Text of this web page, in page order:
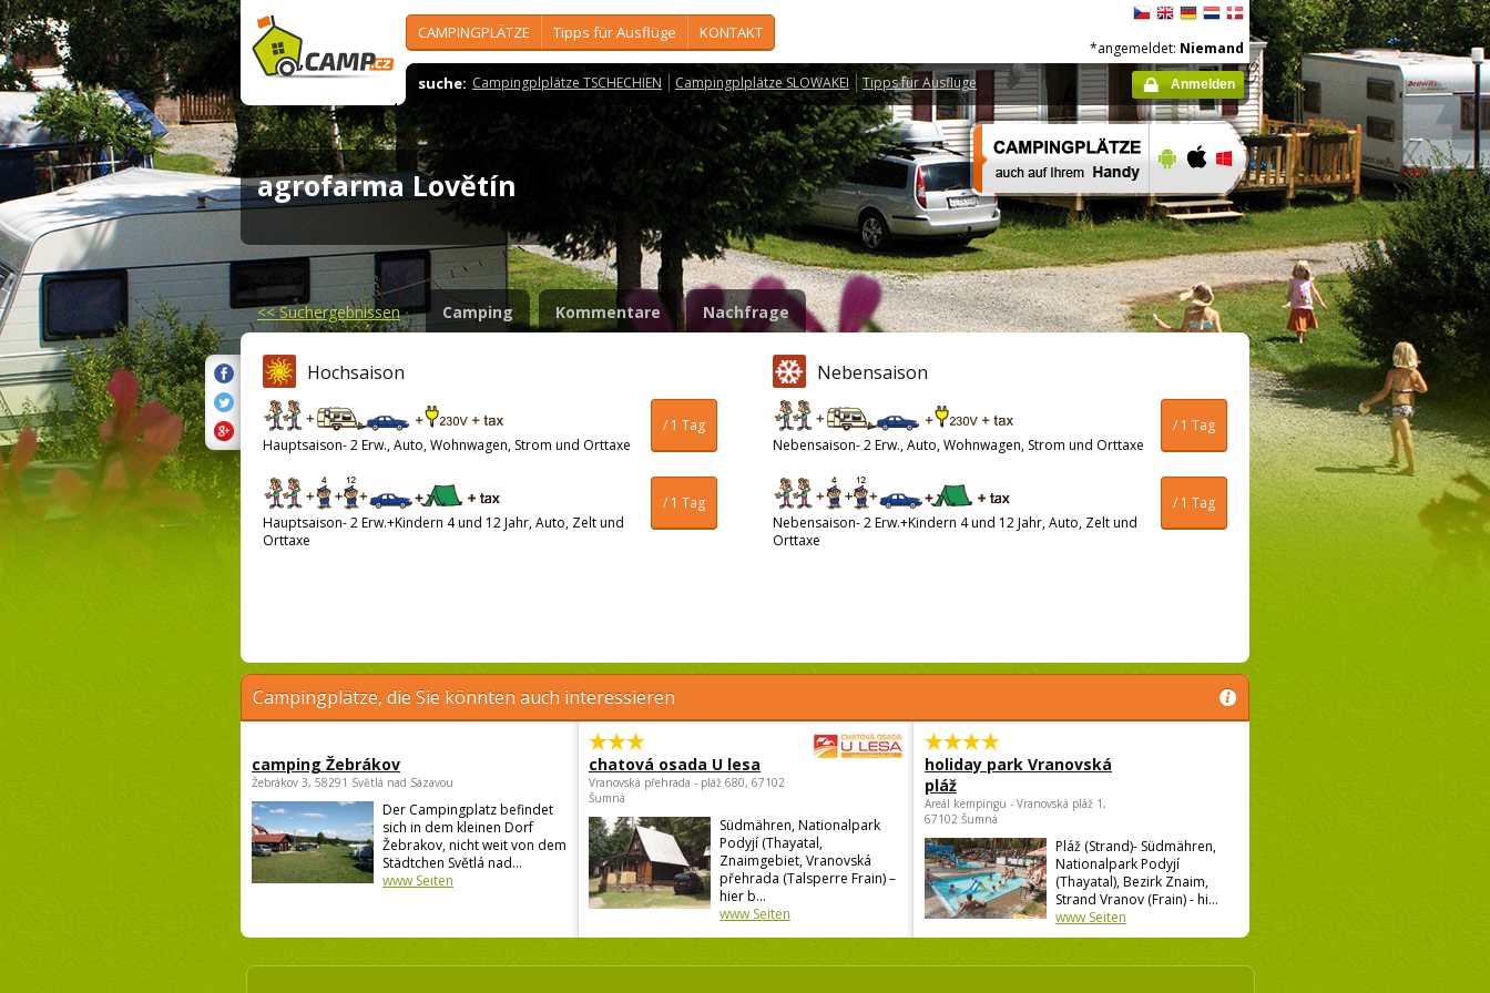
CAMPINGPLÄTZE Tipps für Ausflüge KONTAKT
suche: Campingplplätze TSCHECHIEN Campingplplätze SLOWAKEI Tipps für Ausflüge
*angemeldet: Niemand
Anmelden
agrofarma Lovětín
<<Suchergebnissen Camping Kommentare Nachfrage
Hochsaison
/ 1 Tag
Hauptsaison- 2 Erw., Auto, Wohnwagen, Strom und Orttaxe
/ 1 Tag
Hauptsaison- 2 Erw.+Kindern 4 und 12 Jahr, Auto, Zelt und
Orttaxe
Nebensaison
/ 1 Tag
Nebensaison- 2 Erw., Auto, Wohnwagen, Strom und Orttaxe
/ 1 Tag
Nebensaison- 2 Erw.+Kindern 4 und 12 Jahr, Auto, Zelt und
Orttaxe
Campingplätze, die Sie könnten auch interessieren
camping Žebrákov
Žebrákov 3, 58291 Světlá nad Sázavou
Der Campingplatz befindet
sich in dem kleinen Dorf
Žebrakov, nicht weit von dem
Städtchen Světlá nad...
www Seiten
chatová osada U lesa
Vranovská přehrada - pláž 680, 67102
Šumná
Südmähren, Nationalpark
Podyjí (Thayatal,
Znaimgebiet, Vranovská
přehrada (Talsperre Frain) –
hier b...
www Seiten
holiday park Vranovská
pláž
Areál kempingu - Vranovská pláž 1,
67102 Šumná
Pláž (Strand)- Südmähren,
Nationalpark Podyjí
(Thayatal), Bezirk Znaim,
Strand Vranov (Frain) - hi...
www Seiten